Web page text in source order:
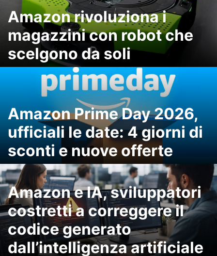
Amazon rivoluziona i
magazzini con robot che
scelgono da soli
Amazon Prime Day 2026,
ufficiali le date: 4 giorni di
sconti e nuove offerte
Amazon e IA, sviluppatori
costretti a correggere il
codice generato
dall’intelligenza artificiale